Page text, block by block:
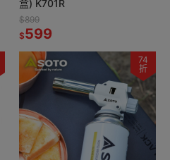
盒) K701R
$899
$599
74
折